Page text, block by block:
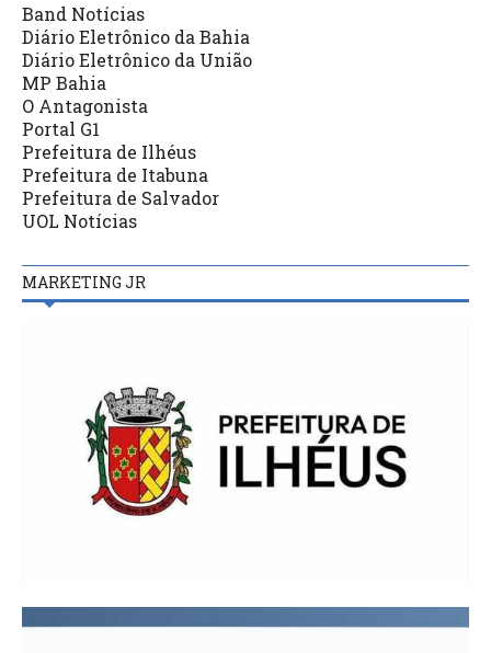
Band Notícias
Diário Eletrônico da Bahia
Diário Eletrônico da União
MP Bahia
O Antagonista
Portal G1
Prefeitura de Ilhéus
Prefeitura de Itabuna
Prefeitura de Salvador
UOL Notícias
MARKETING JR